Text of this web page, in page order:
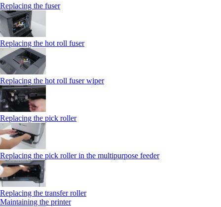
Replacing the fuser
Replacing the hot roll fuser
Replacing the hot roll fuser wiper
Replacing the pick roller
Replacing the pick roller in the multipurpose feeder
Replacing the transfer roller
Maintaining the printer